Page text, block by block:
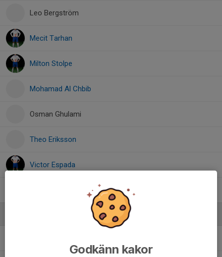
Leo Bergström
Mecit Tarhan
Milton Stolpe
Mohamad Al Chbib
Osman Ghulami
Theo Eriksson
Victor Espada
William Olsson-Lindh
Godkänn kakor